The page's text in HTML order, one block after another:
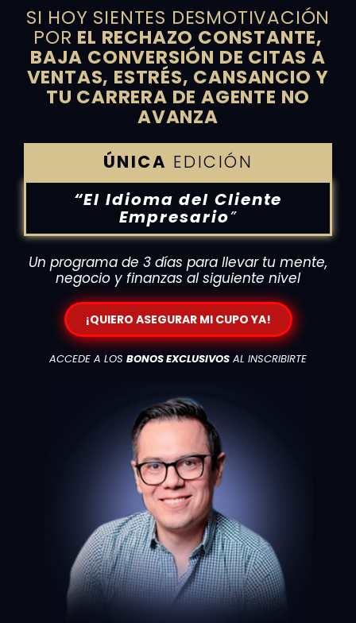
SI HOY SIENTES DESMOTIVACIÓN
POR EL RECHAZO CONSTANTE,
BAJA CONVERSIÓN DE CITAS A
VENTAS, ESTRÉS, CANSANCIO Y
TU CARRERA DE AGENTE NO
AVANZA
ÚNICA EDICIÓN
“El Idioma del Cliente
Empresario”
Un programa de 3 días para llevar tu mente,
negocio y finanzas al siguiente nivel
¡QUIERO ASEGURAR MI CUPO YA!
ACCEDE A LOS BONOS EXCLUSIVOS AL INSCRIBIRTE